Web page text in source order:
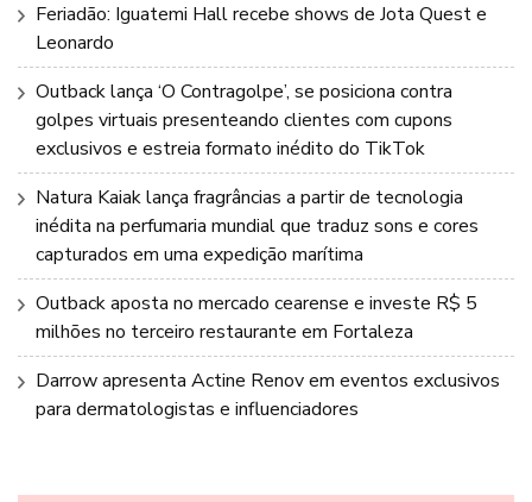
Feriadão: Iguatemi Hall recebe shows de Jota Quest e
Leonardo
Outback lança ‘O Contragolpe’, se posiciona contra
golpes virtuais presenteando clientes com cupons
exclusivos e estreia formato inédito do TikTok
Natura Kaiak lança fragrâncias a partir de tecnologia
inédita na perfumaria mundial que traduz sons e cores
capturados em uma expedição marítima
Outback aposta no mercado cearense e investe R$ 5
milhões no terceiro restaurante em Fortaleza
Darrow apresenta Actine Renov em eventos exclusivos
para dermatologistas e influenciadores